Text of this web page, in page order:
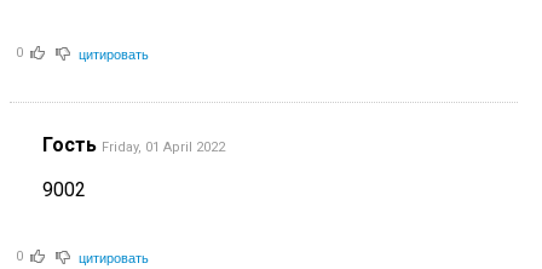
0 цитировать
Гость Friday, 01 April 2022
9002
0 цитировать